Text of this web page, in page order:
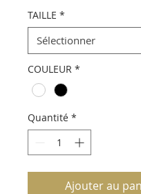
TAILLE *
COULEUR *
Quantité *
Ajouter au